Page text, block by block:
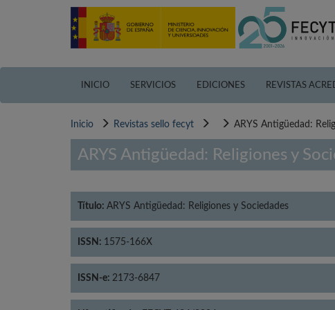
INICIO SERVICIOS EDICIONES REVISTAS
Inicio Revistas sello fecyt ARYS Antigüedad:
ARYS Antigüedad: Religiones y
Título: ARYS Antigüedad: Religiones y Sociedades
ISSN: 1575-166X
ISSN-e: 2173-6847